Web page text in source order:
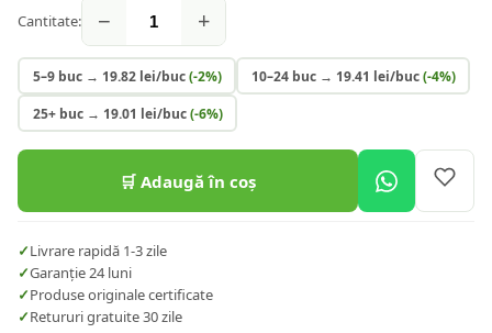
Cantitate: − +
5–9 buc→ 19.82lei/buc(-2%) 10–24 buc→ 19.41 lei/buc(-4%)
25+ buc→ 19.01 lei/buc(-6%)
🛒 Adaugă în coș
✓Livrare rapidă 1-3 zile
✓Garanție 24 luni
✓Produse originale certificate
✓Retururi gratuite 30 zile